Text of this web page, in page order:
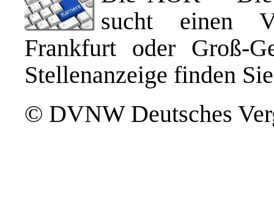
sucht einen
Frankfurt oder Groß-
Stellenanzeige finden